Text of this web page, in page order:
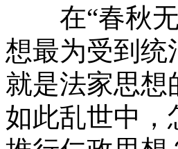
在“春秋无
想最为受到统
就是法家思想
如此乱世中，